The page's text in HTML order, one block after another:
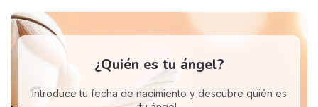
¿Quién es tu ángel?
Introduce tu fecha de nacimiento y descubre quién es